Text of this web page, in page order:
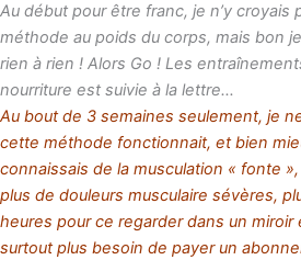
Au début pour être franc, je n’y croyais
méthode au poids du corps, mais bon
rien à rien ! Alors Go ! Les
nourriture est suivie à la lettre…
Au bout de 3 semaines seulement, je
cette méthode fonctionnait, et bien
connaissais de la musculation « fonte
plus de douleurs musculaire sévères,
heures pour ce regarder dans un
surtout plus besoin de payer un